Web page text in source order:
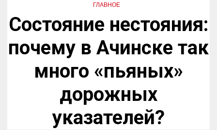
ГЛАВНОЕ
Состояние нестояния:
почему в Ачинске так
много «пьяных»
дорожных
указателей?